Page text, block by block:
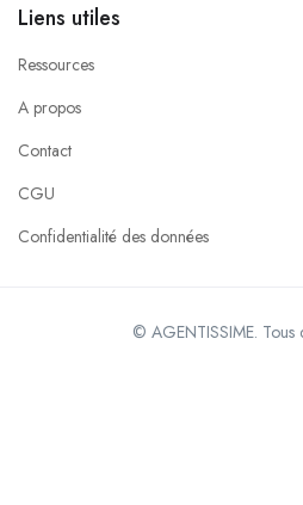
Liens utiles
Ressources
A propos
Contact
CGU
Confidentialité des données
© AGENTISSIME. Tous